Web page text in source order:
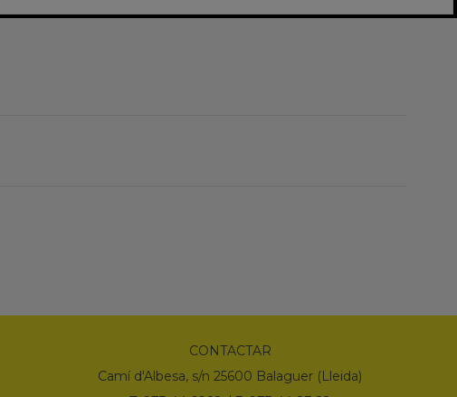
CONTACTAR
Camí d'Albesa, s/n 25600 Balaguer (Lleida)